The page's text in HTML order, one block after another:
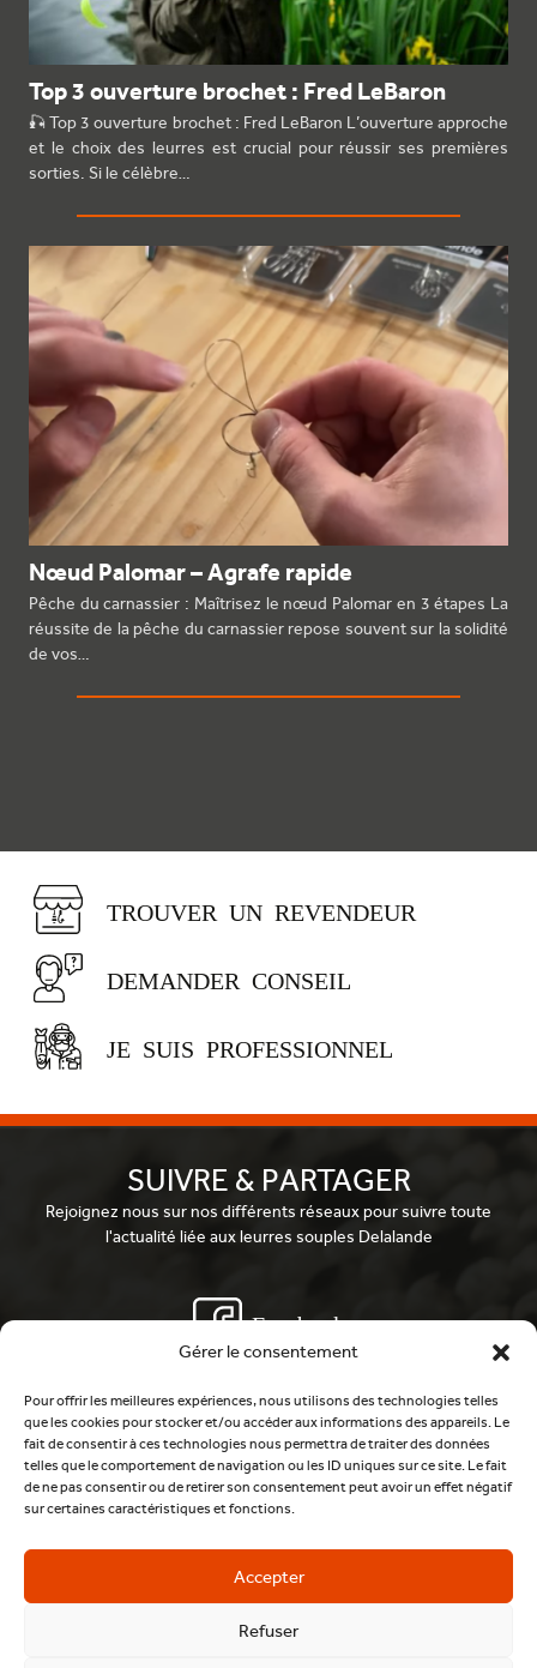
Gérer le consentement
Pour offrir les meilleures expériences, nous utilisons des technologies telles
que les cookies pour stocker et/ou accéder aux informations des appareils. Le
fait de consentir à ces technologies nous permettra de traiter des données
telles que le comportement de navigation ou les ID uniques sur ce site. Le fait
de ne pas consentir ou de retirer son consentement peut avoir un effet négatif
sur certaines caractéristiques et fonctions.
Accepter
Refuser
Top 3 ouverture brochet : Fred LeBaron
🎣 Top 3 ouverture brochet : Fred LeBaron L’ouverture approche
et le choix des leurres est crucial pour réussir ses premières
sorties. Si le célèbre…
Nœud Palomar – Agrafe rapide
Pêche du carnassier : Maîtrisez le nœud Palomar en 3 étapes La
réussite de la pêche du carnassier repose souvent sur la solidité
de vos…
TROUVER UN REVENDEUR
DEMANDER CONSEIL
JE SUIS PROFESSIONNEL
SUIVRE & PARTAGER
Rejoignez nous sur nos différents réseaux pour suivre toute
l'actualité liée aux leurres souples Delalande
Facebook
Youtube
Instagram
Venez discuter avec nous sur Discord